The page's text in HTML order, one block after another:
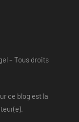
– Tous droits
ce blog est la